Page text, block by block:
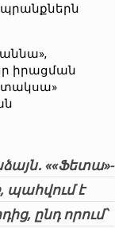
իրացման
««Ֆետա»-
է
ընդ որում՝